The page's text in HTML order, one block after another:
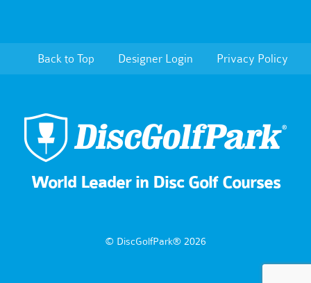
Back to Top Designer Login Privacy Policy
World Leader in Disc Golf Courses
© DiscGolfPark® 2026